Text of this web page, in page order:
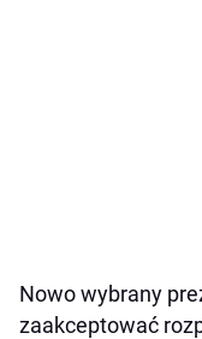
Nowo wybrany
zaakceptować